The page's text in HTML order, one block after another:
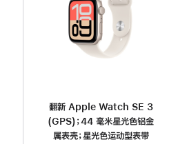
翻新 Apple Watch SE 3
(GPS)；44 毫米星光色铝金
属表壳；星光色运动型表带